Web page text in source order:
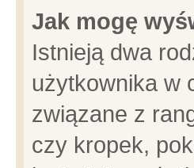
Jak mogę
Istnieją dwa
użytkownika w
związane z
czy kropek,